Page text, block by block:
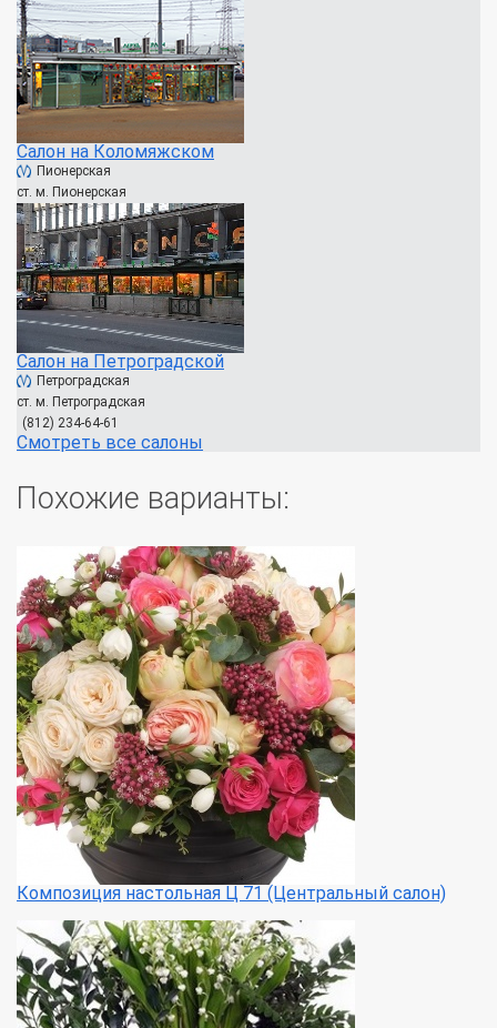
Салон на Коломяжском
Пионерская
ст. м. Пионерская
Салон на Петроградской
Петроградская
ст. м. Петроградская
(812) 234-64-61
Смотреть все салоны
Похожие варианты:
Композиция настольная Ц 71 (Центральный салон)